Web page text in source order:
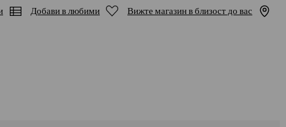
Добави в любими Вижте магазин в близост до вас